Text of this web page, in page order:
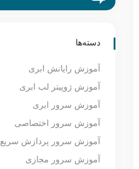
دسته‌ها
آموزش رایانش ابری
آموزش ژوپیتر لب ابری
آموزش سرور ابری
آموزش سرور اختصاصی
آموزش سرور پردازش سریع
آموزش سرور مجازی